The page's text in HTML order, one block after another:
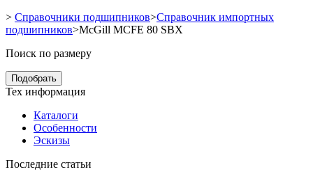
> Справочники подшипников>Справочник импортных
подшипников>McGill MCFE 80 SBX
Поиск по размеру
Подобрать
Тех информация
Каталоги
Особенности
Эскизы
Последние статьи